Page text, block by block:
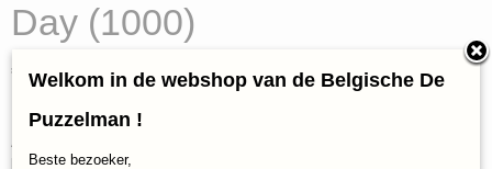
Day (1000)
€ 16,95 (inclusief btw 21%)
Op voorraad
Aantal
Welkom in de webshop van de Belgische De
Puzzelman !
Beste bezoeker,